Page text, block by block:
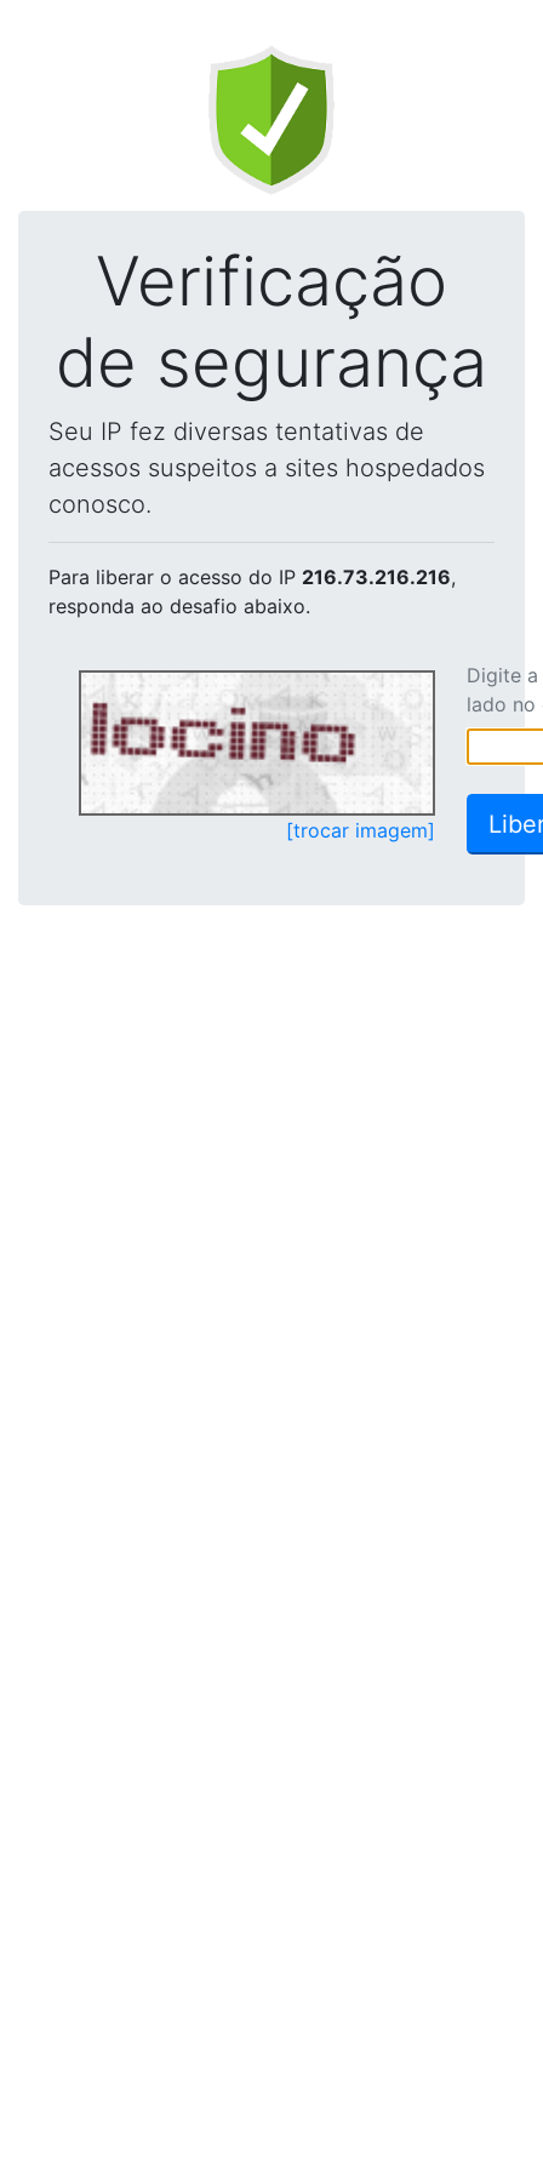
Verificação
de segurança
Seu IP fez diversas tentativas de
acessos suspeitos a sites hospedados
conosco.
Para liberar o acesso do IP 216.73.216.216,
responda ao desafio abaixo.
[trocar imagem]
Digite
lado no